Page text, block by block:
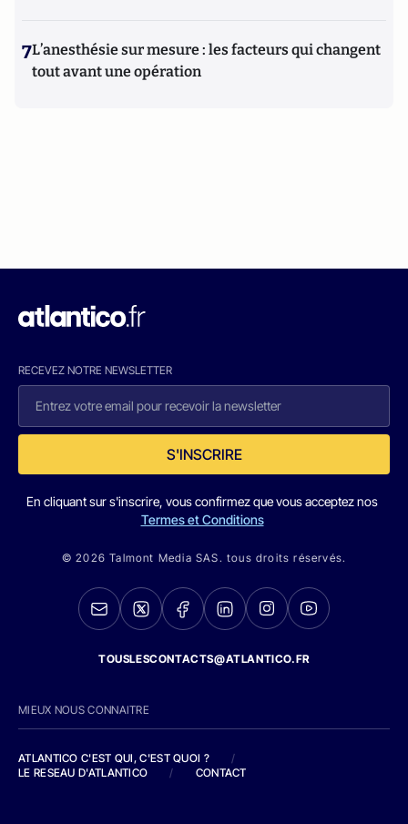
7L’anesthésie sur mesure : les facteurs qui changent
tout avant une opération
RECEVEZ NOTRE NEWSLETTER
S'INSCRIRE
En cliquant sur s'inscrire, vous confirmez que vous acceptez nos
Termes et Conditions
© 2026 Talmont Media SAS. tous droits réservés.
TOUSLESCONTACTS@ATLANTICO.FR
MIEUX NOUS CONNAITRE
ATLANTICO C'EST QUI, C'EST QUOI ?
/
LE RESEAU D'ATLANTICO
/ CONTACT